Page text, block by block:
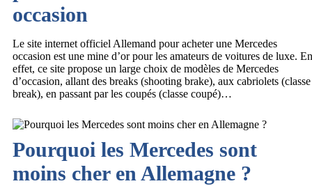
occasion
Le site internet officiel Allemand pour acheter une Mercedes
occasion est une mine d’or pour les amateurs de voitures de luxe. En
effet, ce site propose un large choix de modèles de Mercedes
d’occasion, allant des breaks (shooting brake), aux cabriolets (classe
break), en passant par les coupés (classe coupé)…
Pourquoi les Mercedes sont
moins cher en Allemagne ?